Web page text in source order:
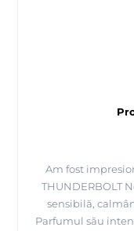
Am fost
THUNDERBOLT
sensibilă,
Parfumul său